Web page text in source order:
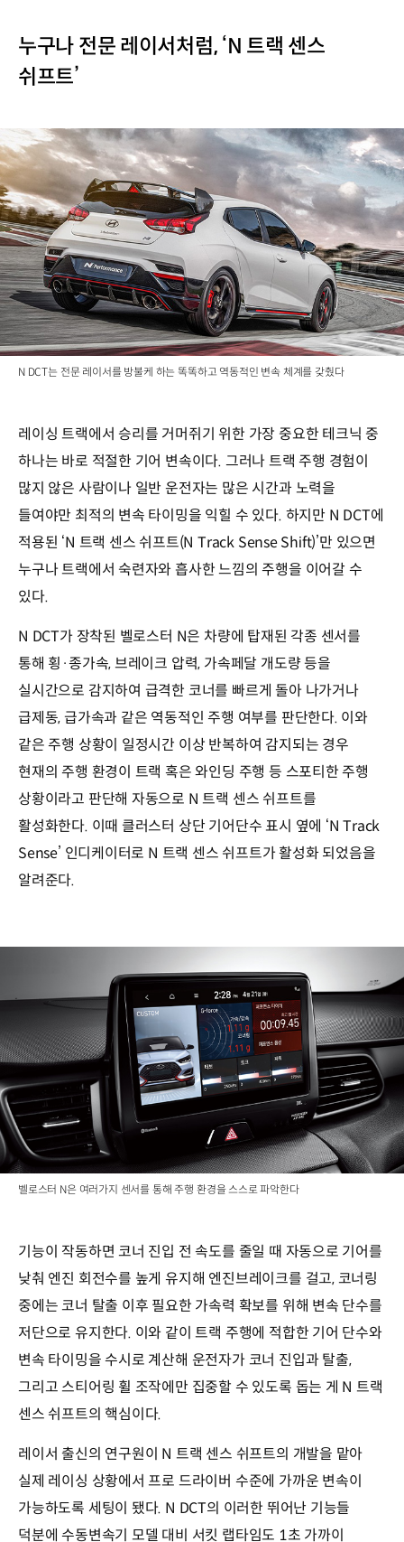
누구나 전문 레이서처럼, ‘N 트랙 센스
쉬프트’
N DCT는 전문 레이서를 방불케 하는 똑똑하고 역동적인 변속 체계를 갖췄다
레이싱 트랙에서 승리를 거머쥐기 위한 가장 중요한 테크닉 중
하나는 바로 적절한 기어 변속이다. 그러나 트랙 주행 경험이
많지 않은 사람이나 일반 운전자는 많은 시간과 노력을
들여야만 최적의 변속 타이밍을 익힐 수 있다. 하지만 N DCT에
적용된 ‘N 트랙 센스 쉬프트(N Track Sense Shift)’만 있으면
누구나 트랙에서 숙련자와 흡사한 느낌의 주행을 이어갈 수
있다.
N DCT가 장착된 벨로스터 N은 차량에 탑재된 각종 센서를
통해 횡·종가속, 브레이크 압력, 가속페달 개도량 등을
실시간으로 감지하여 급격한 코너를 빠르게 돌아 나가거나
급제동, 급가속과 같은 역동적인 주행 여부를 판단한다. 이와
같은 주행 상황이 일정시간 이상 반복하여 감지되는 경우
현재의 주행 환경이 트랙 혹은 와인딩 주행 등 스포티한 주행
상황이라고 판단해 자동으로 N 트랙 센스 쉬프트를
활성화한다. 이때 클러스터 상단 기어단수 표시 옆에 ‘N Track
Sense’ 인디케이터로 N 트랙 센스 쉬프트가 활성화 되었음을
알려준다.
벨로스터 N은 여러가지 센서를 통해 주행 환경을 스스로 파악한다
기능이 작동하면 코너 진입 전 속도를 줄일 때 자동으로 기어를
낮춰 엔진 회전수를 높게 유지해 엔진브레이크를 걸고, 코너링
중에는 코너 탈출 이후 필요한 가속력 확보를 위해 변속 단수를
저단으로 유지한다. 이와 같이 트랙 주행에 적합한 기어 단수와
변속 타이밍을 수시로 계산해 운전자가 코너 진입과 탈출,
그리고 스티어링 휠 조작에만 집중할 수 있도록 돕는 게 N 트랙
센스 쉬프트의 핵심이다.
레이서 출신의 연구원이 N 트랙 센스 쉬프트의 개발을 맡아
실제 레이싱 상황에서 프로 드라이버 수준에 가까운 변속이
가능하도록 세팅이 됐다. N DCT의 이러한 뛰어난 기능들
덕분에 수동변속기 모델 대비 서킷 랩타임도 1초 가까이